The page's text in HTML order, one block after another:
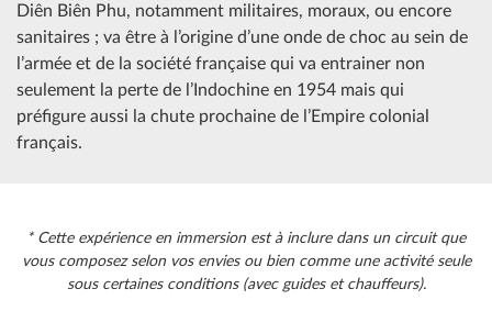
Diên Biên Phu, notamment militaires, moraux, ou encore
sanitaires ; va être à l’origine d’une onde de choc au sein de
l’armée et de la société française qui va entrainer non
seulement la perte de l’Indochine en 1954 mais qui
préfigure aussi la chute prochaine de l’Empire colonial
français.
* Cette expérience en immersion est à inclure dans un circuit que
vous composez selon vos envies ou bien comme une activité seule
sous certaines conditions (avec guides et chauffeurs).